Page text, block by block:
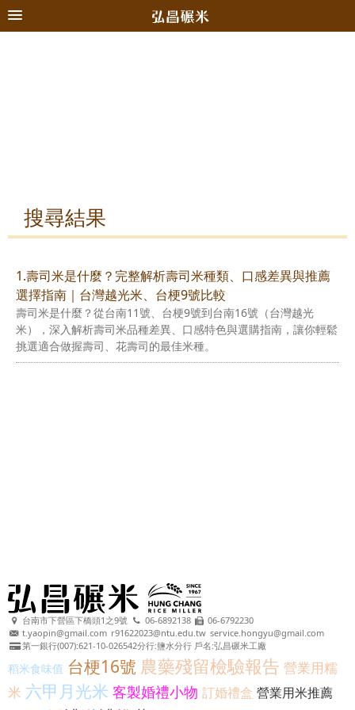
搜尋結果
1.壽司米是什麼？完整解析壽司米種類、口感差異與推薦
選擇指南｜台灣越光米、台梗9號比較
壽司米是什麼？從台南11號、台梗9號到台南16號（台灣越光
米），深入解析壽司米品種差異、口感特色與選購指南，讓你輕鬆
挑選適合做握壽司、花壽司的最佳米種。
台南市下營區下橋頭1之9號 06-6892138
06-6792230
t.yaopin@gmail.com r91622023@ntu.edu.tw service.hongyu@gmail.com
第一銀行(007):621-10-026542分行:鹽水分行 戶名:弘昌碾米工廠
稻米食味值 台梗16號 農藥殘留檢驗報告 營業用糯
米 六甲月光米 客製婚禮小物 訂婚禮盒 營業用米推薦